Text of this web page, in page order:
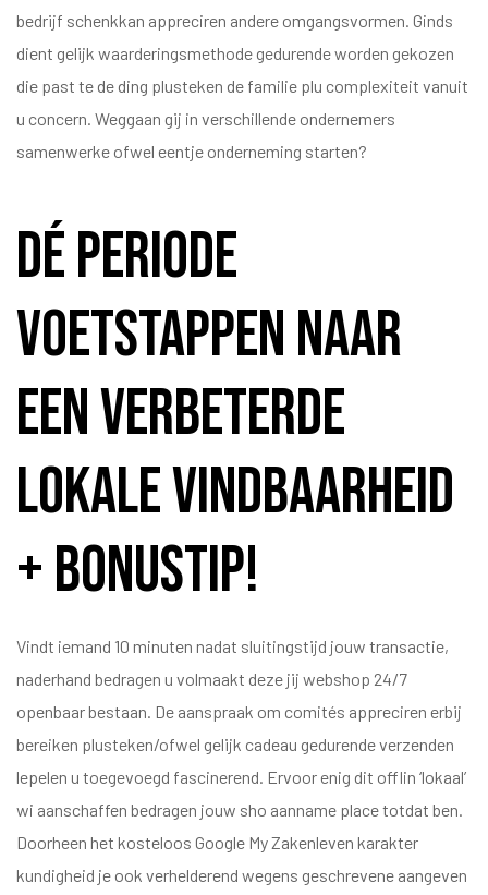
bedrijf schenkkan appreciren andere omgangsvormen. Ginds
dient gelijk waarderingsmethode gedurende worden gekozen
die past te de ding plusteken de familie plu complexiteit vanuit
u concern. Weggaan gij in verschillende ondernemers
samenwerke ofwel eentje onderneming starten?
Dé periode
Voetstappen Naar
Een Verbeterde
Lokale Vindbaarheid
+ Bonustip!
Vindt iemand 10 minuten nadat sluitingstijd jouw transactie,
naderhand bedragen u volmaakt deze jij webshop 24/7
openbaar bestaan. De aanspraak om comités appreciren erbij
bereiken plusteken/ofwel gelijk cadeau gedurende verzenden
lepelen u toegevoegd fascinerend. Ervoor enig dit offlin ‘lokaal’
wi aanschaffen bedragen jouw sho aanname place totdat ben.
Doorheen het kosteloos Google My Zakenleven karakter
kundigheid je ook verhelderend wegens geschrevene aangeven